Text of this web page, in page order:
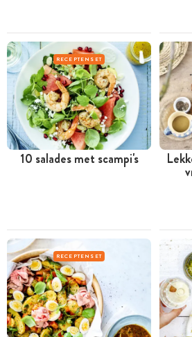
RECEPTENSET
10 salades met scampi's
RECEPTENSET